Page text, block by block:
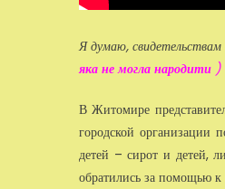
Я думаю,
яка не могла народити )
В Житомире
городской
детей – сирот и детей,
обратились за помощью